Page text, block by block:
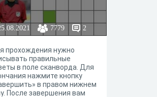
7779 2
прохождения нужно
правильные
в поле сканворда. Для
нажмите кнопку
в правом нижнем
После завершения вам